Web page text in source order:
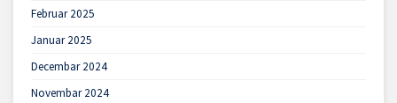
Februar 2025
Januar 2025
Decembar 2024
Novembar 2024